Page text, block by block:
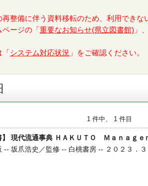
再整備に伴う資料移転のため、利用できな
ージの「 重要なお知らせ(県立図書館) 」
システム対応状況 」をご確認ください。
1 件中、 1 件目
】 現代流通事典 ＨＡＫＵＴＯ Ｍａｎａｇｅ
-- 坂爪浩史／監修 -- 白桃書房 -- ２０２３．